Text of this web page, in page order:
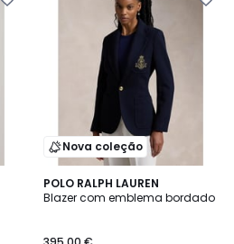
Nova coleção
POLO RALPH LAUREN
Blazer com emblema bordado